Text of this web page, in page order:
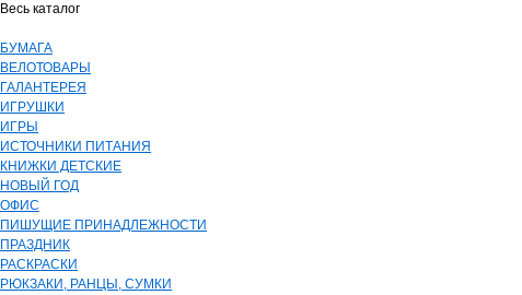
Весь каталог
БУМАГА
ВЕЛОТОВАРЫ
ГАЛАНТЕРЕЯ
ИГРУШКИ
ИГРЫ
ИСТОЧНИКИ ПИТАНИЯ
КНИЖКИ ДЕТСКИЕ
НОВЫЙ ГОД
ОФИС
ПИШУЩИЕ ПРИНАДЛЕЖНОСТИ
ПРАЗДНИК
РАСКРАСКИ
РЮКЗАКИ, РАНЦЫ, СУМКИ